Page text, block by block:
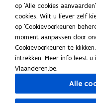
Adres
Ieper
Routeplanner
o
p
e
n
t
Meer info
H
l
o
e
Halle geniet terug
H
l Deel deze pagina
op 'Alle cookies
cookies. Wilt u liever zelf
op 'Cookievoorkeuren
moment aanpassen door
Cookievoorkeuren te
intrekken. Meer info leest u
Vlaanderen.be.
Alle